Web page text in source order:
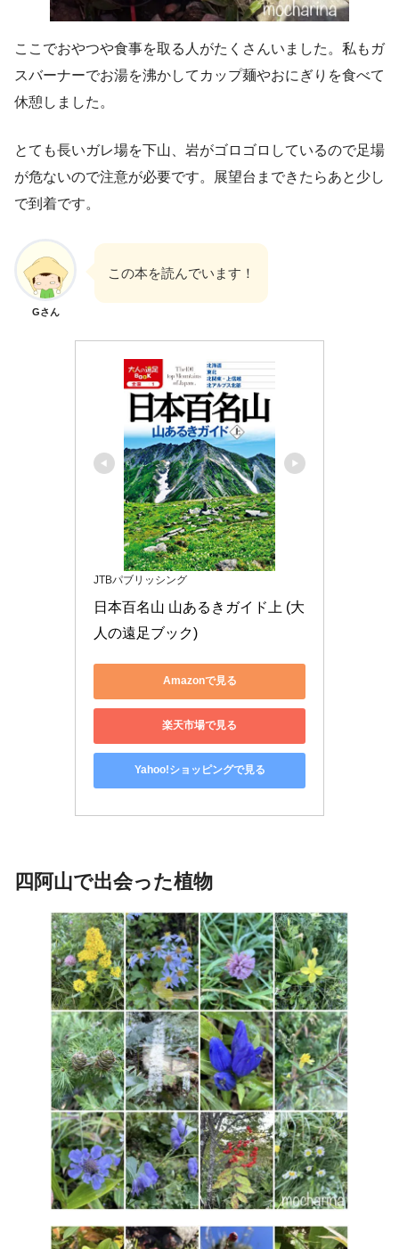
ここでおやつや食事を取る人がたくさんいました。私もガ
スバーナーでお湯を沸かしてカップ麺やおにぎりを食べて
休憩しました。
とても長いガレ場を下山、岩がゴロゴロしているので足場
が危ないので注意が必要です。展望台まできたらあと少し
で到着です。
Gさん
この本を読んでいます！
JTBパブリッシング
日本百名山 山あるきガイド上 (大
人の遠足ブック)
Amazonで見る
楽天市場で見る
Yahoo!ショッピングで見る
四阿山で出会った植物